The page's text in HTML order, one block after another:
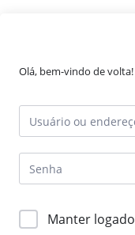
Olá, bem-vindo de volta!
Manter logado